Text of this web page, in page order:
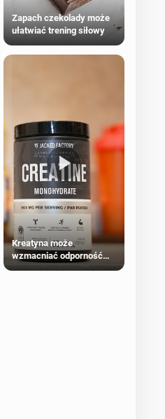
Zapach czekolady może
ułatwiać trening siłowy
Kreatyna może
wzmacniać odporność
przeciw nowotworom